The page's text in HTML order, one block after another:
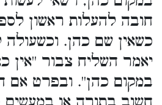
חובה להעלות ראשון
כשאין שם כהן. וכשעולה
יאמר השליח צבור ''אין
במקום כהן''. ובפרט אם